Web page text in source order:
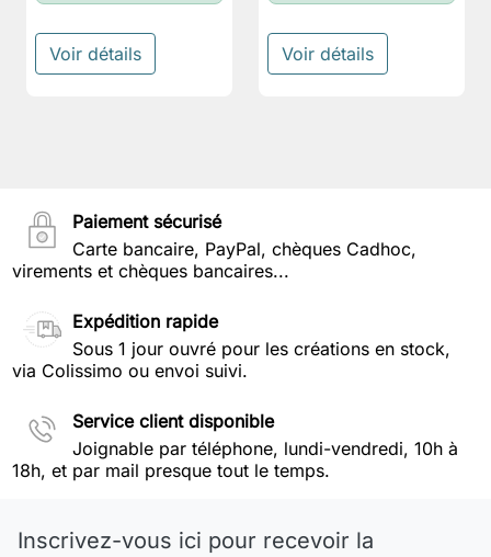
Voir détails Voir détails
Paiement sécurisé
Carte bancaire, PayPal, chèques Cadhoc,
virements et chèques bancaires...
Expédition rapide
Sous 1 jour ouvré pour les créations en stock,
via Colissimo ou envoi suivi.
Service client disponible
Joignable par téléphone, lundi-vendredi, 10h à
18h, et par mail presque tout le temps.
Inscrivez-vous ici pour recevoir la